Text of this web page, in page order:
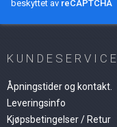
KUNDESERVICE
Åpningstider og kontakt.
Leveringsinfo
Kjøpsbetingelser / Retur